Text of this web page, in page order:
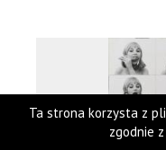
Ta strona korzysta z
zgodnie z